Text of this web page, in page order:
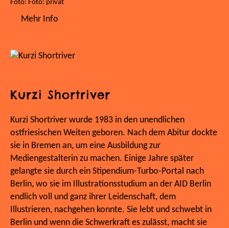
Foto: Foto: privat
Mehr Info
Kurzi Shortriver
Kurzi Shortriver wurde 1983 in den unendlichen
ostfriesischen Weiten geboren. Nach dem Abitur dockte
sie in Bremen an, um eine Ausbildung zur
Mediengestalterin zu machen. Einige Jahre später
gelangte sie durch ein Stipendium-Turbo-Portal nach
Berlin, wo sie im Illustrationsstudium an der AID Berlin
endlich voll und ganz ihrer Leidenschaft, dem
Illustrieren, nachgehen konnte. Sie lebt und schwebt in
Berlin und wenn die Schwerkraft es zulässt, macht sie